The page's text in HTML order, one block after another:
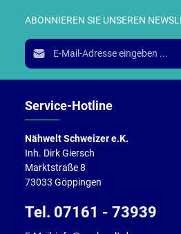
ABONNIEREN SIE UNSEREN
E-Mail-Adresse*
Service-Hotline
Nähwelt Schweizer e.K.
Inh. Dirk Giersch
Marktstraße 8
73033 Göppingen
Tel. 07161 - 73939